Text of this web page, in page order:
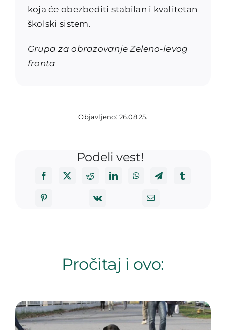
koja će obezbediti stabilan i kvalitetan
školski sistem.
Grupa za obrazovanje Zeleno-levog
fronta
Objavljeno: 26.08.25.
Podeli vest!
Pročitaj i ovo: